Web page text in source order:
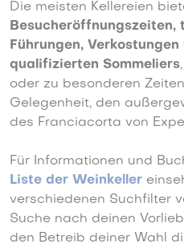
Die meisten Kellereien
Besucheröffnungszeiten,
Führungen,
qualifizierten Sommeliers
oder zu besonderen
Gelegenheit, den
des Franciacorta von
Für Informationen und
Liste der Weinkeller
verschiedenen Suchfilter
Suche nach deinen
den Betreib deiner Wahl